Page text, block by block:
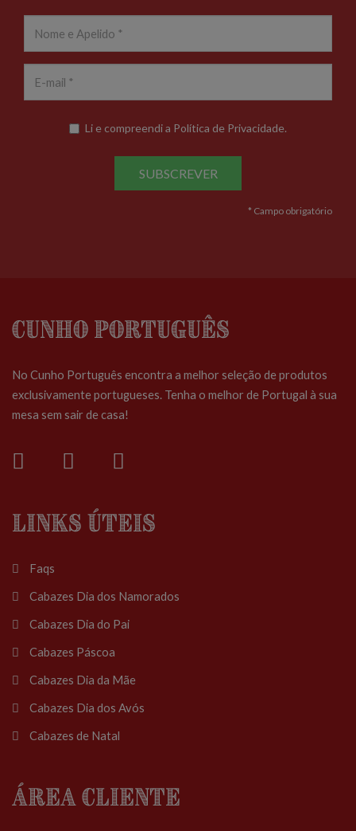
Li e compreendi a Política de Privacidade.
SUBSCREVER
* Campo obrigatório
Cunho Português
No Cunho Português encontra a melhor seleção de produtos
exclusivamente portugueses. Tenha o melhor de Portugal à sua
mesa sem sair de casa!
Links Úteis
Faqs
Cabazes Dia dos Namorados
Cabazes Dia do Pai
Cabazes Páscoa
Cabazes Dia da Mãe
Cabazes Dia dos Avós
Cabazes de Natal
Área Cliente